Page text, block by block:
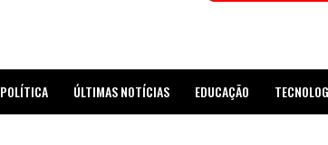
POLÍTICA ÚLTIMAS NOTÍCIAS EDUCAÇÃO